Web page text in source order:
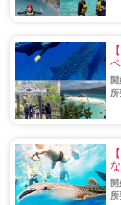
☆
開